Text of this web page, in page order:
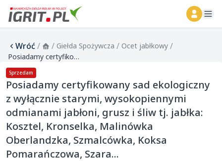
Wróć/ / Giełda Spożywcza / Ocet jabłkowy /
Posiadamy certyfikowany sad ekologiczny z wyłącznie starymi, wysokopiennymi odmianami jabłoni, grusz i śliw tj. jabłka: Kosztel, Kronselka, Malinówka Oberlandzka, Szmalcówka, Koksa Pomarańczowa, Szara...
Sprzedam
Posiadamy certyfikowany sad ekologiczny
z wyłącznie starymi, wysokopiennymi
odmianami jabłoni, grusz i śliw tj. jabłka:
Kosztel, Kronselka, Malinówka
Oberlandzka, Szmalcówka, Koksa
Pomarańczowa, Szara...